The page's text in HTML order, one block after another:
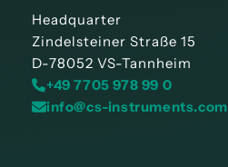
Headquarter
Zindelsteiner Straße 15
D-78052 VS-Tannheim
+49 7705 978 99 0
info@cs-instruments.com